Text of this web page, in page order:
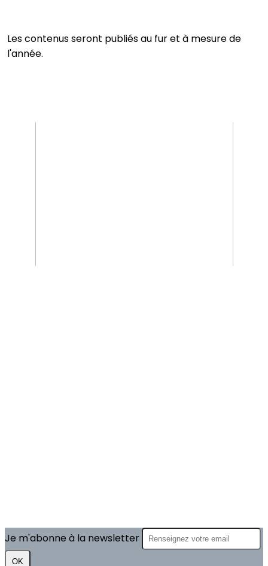
Les contenus seront publiés au fur et à mesure de
l'année.
Je m'abonne à la newsletter
OK